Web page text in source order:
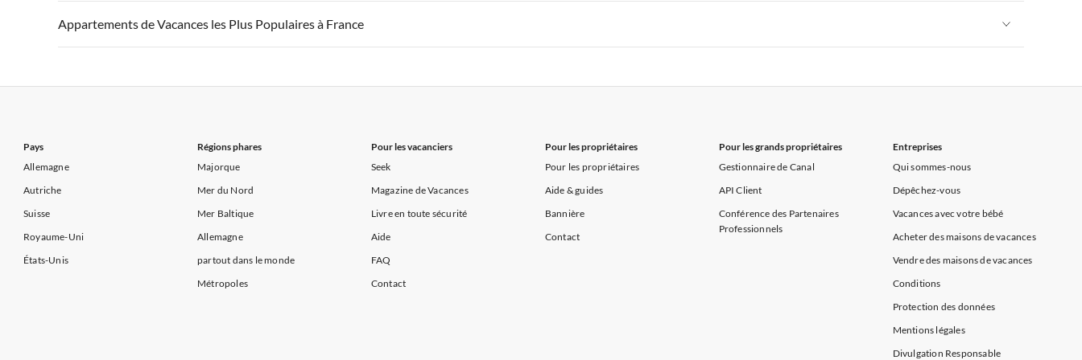
Appartements de Vacances à Côte atlantique Appartements de Vacances à la Normandie Appartements de Vacances à Sud de la France Appartements de Vacances à Provence
Appartements de Vacances à Côte d'Azur
Appartements de Vacances à France Appartements de Vacances à Paris-Ile de France
Appartements de Vacances à Côte atlantique Appartements de Vacances à la Normandie Appartements de Vacances à Sud de la France Appartements de Vacances à Provence
Appartements de Vacances les Plus Populaires à France
Pays
Allemagne
Autriche
Suisse
Royaume-Uni
États-Unis
Régions phares
Majorque
Mer du Nord
Mer Baltique
Allemagne
partout dans le monde
Métropoles
Pour les vacanciers
Seek
Magazine de Vacances
Livre en toute sécurité
Aide
FAQ
Contact
Pour les propriétaires
Pour les propriétaires
Aide & guides
Bannière
Contact
Pour les grands propriétaires
Gestionnaire de Canal
API Client
Conférence des Partenaires
Professionnels
Entreprises
Qui sommes-nous
Dépêchez-vous
Vacances avec votre bébé
Acheter des maisons de vacances
Vendre des maisons de vacances
Conditions
Protection des données
Mentions légales
Divulgation Responsable